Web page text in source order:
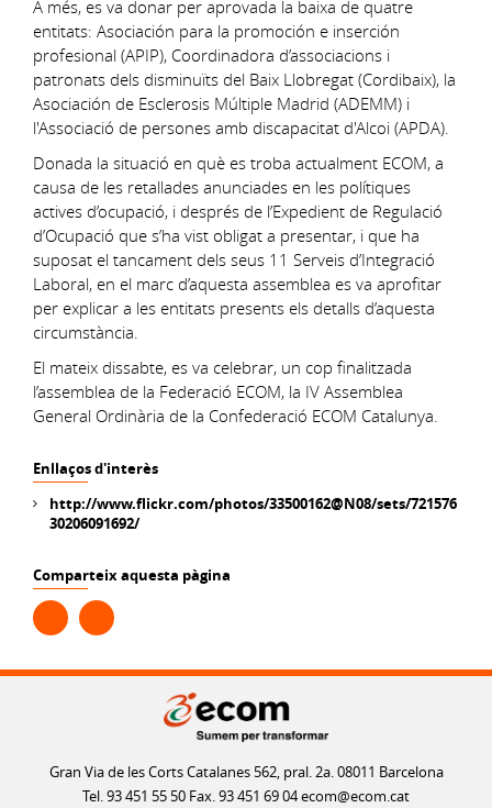
A més, es va donar per aprovada la baixa de quatre
entitats: Asociación para la promoción e inserción
profesional (APIP), Coordinadora d’associacions i
patronats dels disminuïts del Baix Llobregat (Cordibaix), la
Asociación de Esclerosis Múltiple Madrid (ADEMM) i
l'Associació de persones amb discapacitat d'Alcoi (APDA).
Donada la situació en què es troba actualment ECOM, a
causa de les retallades anunciades en les polítiques
actives d’ocupació, i després de l’Expedient de Regulació
d’Ocupació que s’ha vist obligat a presentar, i que ha
suposat el tancament dels seus 11 Serveis d’Integració
Laboral, en el marc d’aquesta assemblea es va aprofitar
per explicar a les entitats presents els detalls d’aquesta
circumstància.
El mateix dissabte, es va celebrar, un cop finalitzada
l’assemblea de la Federació ECOM, la IV Assemblea
General Ordinària de la Confederació ECOM Catalunya.
Enllaços d'interès
http://www.flickr.com/photos/33500162@N08/sets/721576
30206091692/
Comparteix aquesta pàgina
Gran Via de les Corts Catalanes 562, pral. 2a. 08011 Barcelona
Tel. 93 451 55 50 Fax. 93 451 69 04ecom@ecom.cat